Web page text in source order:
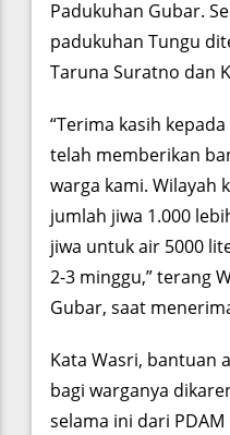
Padukuhan Gubar.
padukuhan Tungu
Taruna Suratno dan
“Terima kasih
telah memberikan
warga kami. Wilayah
jumlah jiwa 1.000
jiwa untuk air 5000
2-3 minggu,” terang
Gubar, saat
Kata Wasri, bantuan
bagi warganya
selama ini dari